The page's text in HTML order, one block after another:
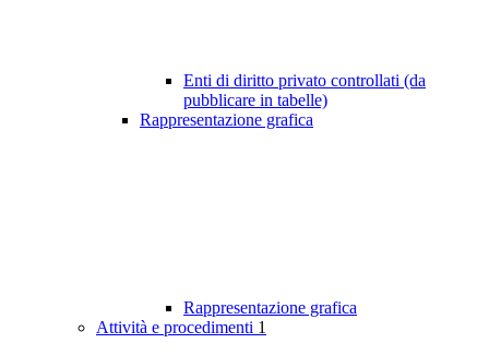
Enti di diritto privato controllati (da
pubblicare in tabelle)
Rappresentazione grafica
Rappresentazione grafica
Attività e procedimenti 1